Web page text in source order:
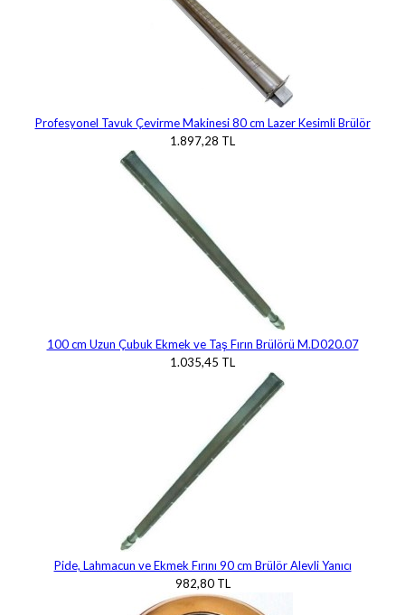
Profesyonel Tavuk Çevirme Makinesi 80 cm Lazer Kesimli Brülör
1.897,28 TL
100 cm Uzun Çubuk Ekmek ve Taş Fırın Brülörü M.D020.07
1.035,45 TL
Pide, Lahmacun ve Ekmek Fırını 90 cm Brülör Alevli Yanıcı
982,80 TL